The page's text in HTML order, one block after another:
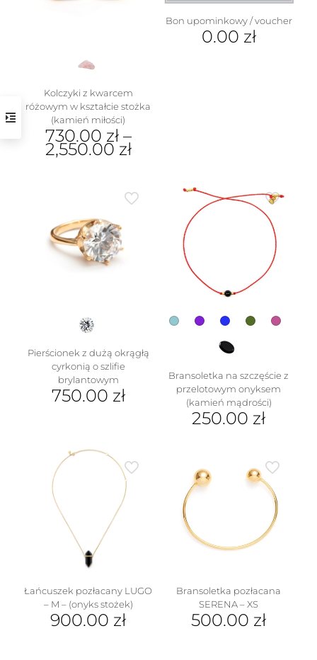
stronie
produktu
Kolczyki z kwarcem
różowym w kształcie stożka
(kamień miłości)
730.00 zł–
2,550.00 zł
wariantów.
Opcje
można
wybrać
Bon upominkowy / voucher
0.00 zł
Pierścionek z dużą okrągłą
cyrkonią o szlifie
brylantowym
750.00 zł
wiele
wariantów.
wybrać
stronie
produktu
Bransoletka na szczęście z
przelotowym onyksem
(kamień mądrości)
250.00 zł
wiele
wariantów.
na
Łańcuszek pozłacany LUGO
– M – (onyks stożek)
900.00 zł
Bransoletka pozłacana
SERENA – XS
500.00 zł